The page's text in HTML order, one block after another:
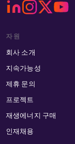
자원
회사 소개
지속가능성
제휴 문의
프로젝트
재생에너지 구매
인재채용